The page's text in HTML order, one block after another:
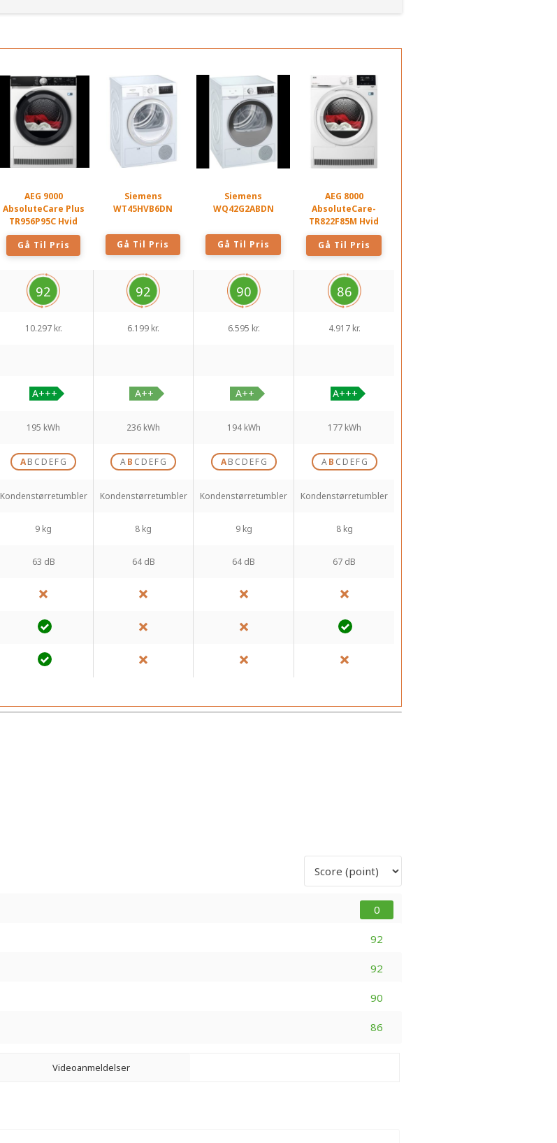
AEG 9000
AbsoluteCare Plus
TR956P95C Hvid
Gå Til Pris
Siemens
WT45HVB6DN
Gå Til Pris
Siemens
WQ42G2ABDN
Gå Til Pris
AEG 8000
AbsoluteCare-
TR822F85M Hvid
Gå Til Pris
92 92 90 86
10.297 kr. 6.199 kr. 6.595 kr. 4.917 kr.
195 kWh 236 kWh 194 kWh 177 kWh
AB C D EFG AB C D EFG A B C D E F G A B C D E F G
Kondenstørretumbler Kondenstørretumbler Kondenstørretumbler Kondenstørretumbler
9 kg 8 kg 9 kg 8 kg
63 dB 64 dB 64 dB 67 dB
0
92
92
90
86
Videoanmeldelser